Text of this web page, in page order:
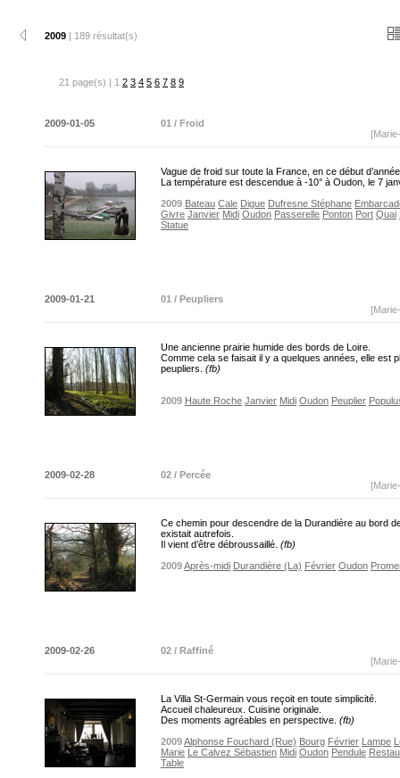
2009 | 189 résultat(s)
21 page(s) | 1 2 3 4 5 6 7 8 9
2009-01-05
01 / Froid
Vague de froid sur toute la France, en ce début
La température est descendue à -10° à Oudon, le 7
2009 Bateau Cale Digue Dufresne Stéphane
Givre Janvier Midi Oudon Passerelle Ponton Port Quai
Statue
2009-01-21
01 / Peupliers
Une ancienne prairie humide des bords de Loire.
Comme cela se faisait il y a quelques années, elle est
peupliers. (fb)
2009 Haute Roche Janvier Midi Oudon Peuplier
2009-02-28
02 / Percée
Ce chemin pour descendre de la Durandière au bord
existait autrefois.
Il vient d’être débroussaillé. (fb)
2009Après-midi Durandière (La) Février Oudon
2009-02-26
02 / Raffiné
La Villa St-Germain vous reçoit en toute simplicité.
Accueil chaleureux. Cuisine originale.
Des moments agréables en perspective. (fb)
2009Alphonse Fouchard (Rue) Bourg Février Lampe
Marie Le Calvez Sébastien Midi Oudon Pendule
Table